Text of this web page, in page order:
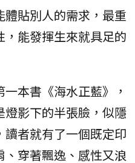
貼別人的需求，最重
能發揮生來就具足的
本書《海水正藍》，
影下的半張臉，似隱
者就有了一個既定印
穿著飄逸、感性又浪